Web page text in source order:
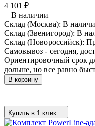
4 101 ₽
В наличии
Склад (Москва): В
Склад (Звенигород): В
Склад (Новороссийск):
Самовывоз - сегодня,
Ориентировочный срок
дольше, но все равно
В корзину
Купить в 1 клик